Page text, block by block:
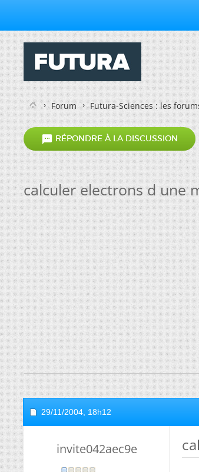
Forum Futura-Sciences : les
 RÉPONDRE À LA DISCUSSION
calculer electrons d une
29/11/2004, 18h12
invite042aec9e